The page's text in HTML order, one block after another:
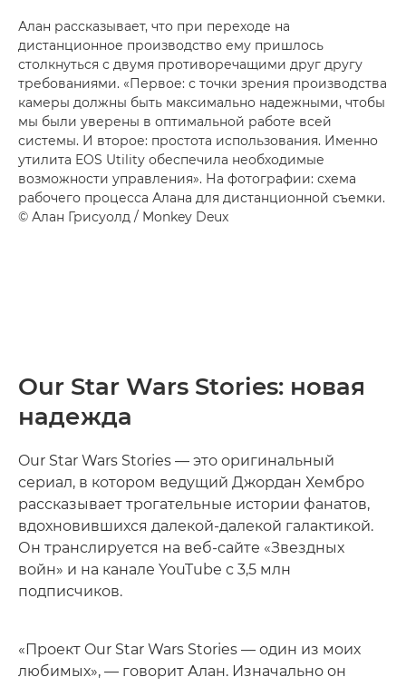
Алан рассказывает, что при переходе на
дистанционное производство ему пришлось
столкнуться с двумя противоречащими друг другу
требованиями. «Первое: с точки зрения производства
камеры должны быть максимально надежными, чтобы
мы были уверены в оптимальной работе всей
системы. И второе: простота использования. Именно
утилита EOS Utility обеспечила необходимые
возможности управления». На фотографии: схема
рабочего процесса Алана для дистанционной съемки.
© Алан Грисуолд / Monkey Deux
Our Star Wars Stories: новая
надежда
Our Star Wars Stories — это оригинальный
сериал, в котором ведущий Джордан Хембро
рассказывает трогательные истории фанатов,
вдохновившихся далекой-далекой галактикой.
Он транслируется на веб-сайте «Звездных
войн» и на канале YouTube с 3,5 млн
подписчиков.
«Проект Our Star Wars Stories — один из моих
любимых», — говорит Алан. Изначально он